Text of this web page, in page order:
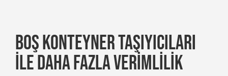
BOŞ KONTEYNER TAŞIYICILARI
İLE DAHA FAZLA VERİMLİLİK